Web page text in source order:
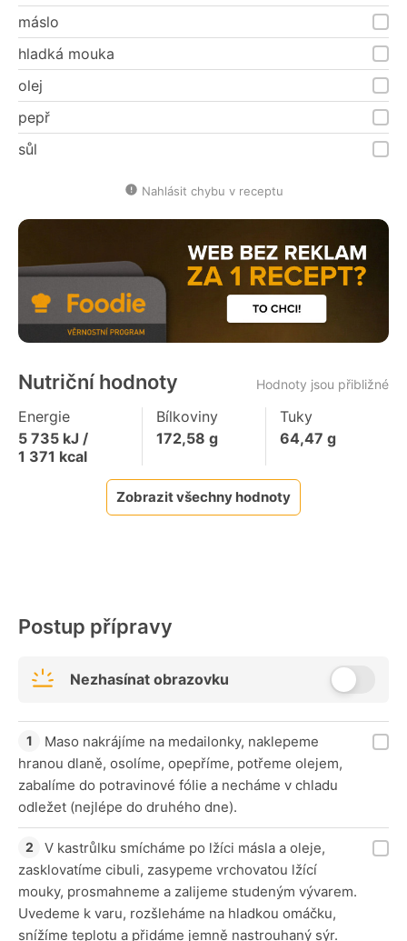
máslo
hladká mouka
olej
pepř
sůl
Nahlásit chybu v receptu
Nutriční hodnoty Hodnoty jsou přibližné
Energie
5 735 kJ /
1 371 kcal
Bílkoviny
172,58 g
Tuky
64,47 g
Zobrazit všechny hodnoty
Postup přípravy
Nezhasínat obrazovku
Maso nakrájíme na medailonky, naklepeme
hranou dlaně, osolíme, opepříme, potřeme olejem,
zabalíme do potravinové fólie a necháme v chladu
odležet (nejlépe do druhého dne).
V kastrůlku smícháme po lžíci másla a oleje,
zasklovatíme cibuli, zasypeme vrchovatou lžící
mouky, prosmahneme a zalijeme studeným vývarem.
Uvedeme k varu, rozšleháme na hladkou omáčku,
snížíme teplotu a přidáme jemně nastrouhaný sýr.